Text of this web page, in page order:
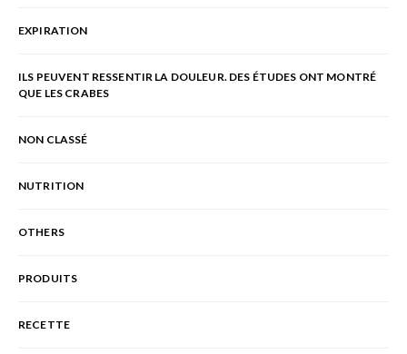
EXPIRATION
ILS PEUVENT RESSENTIR LA DOULEUR. DES ÉTUDES ONT MONTRÉ
QUE LES CRABES
NON CLASSÉ
NUTRITION
OTHERS
PRODUITS
RECETTE